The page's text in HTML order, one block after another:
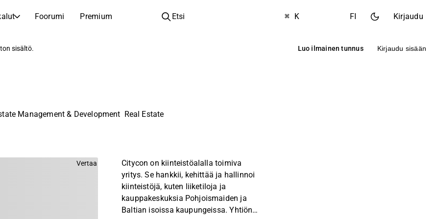
Foorumi Premium
YHTIÖT
Yhtiökokouskutsut
Yhtiökokousten päivämäärät ja osakkeenomistajatiedot
OPI SIJOITTAMISESTA
Etsi ⌘ K FI Kirjaudu
sisältö. Luo ilmainen tunnus Kirjaudu sisään
Management & Development Real Estate
Vertaa
Citycon on kiinteistöalalla toimiva
yritys. Se hankkii, kehittää ja hallinnoi
kiinteistöjä, kuten liiketiloja ja
kauppakeskuksia Pohjoismaiden ja
Baltian isoissa kaupungeissa. Yhtiön